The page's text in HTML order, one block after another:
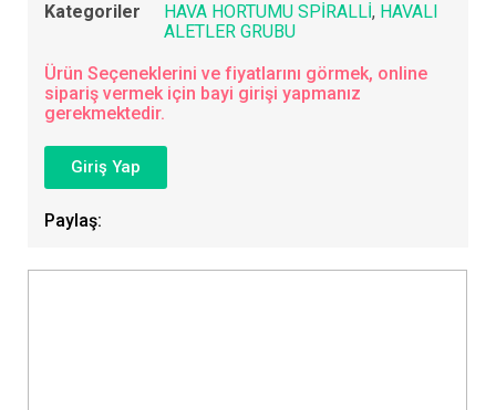
Kategoriler
HAVA HORTUMU SPİRALLİ, HAVALI
ALETLER GRUBU
Ürün Seçeneklerini ve fiyatlarını görmek, online
sipariş vermek için bayi girişi yapmanız
gerekmektedir.
Giriş Yap
Paylaş: